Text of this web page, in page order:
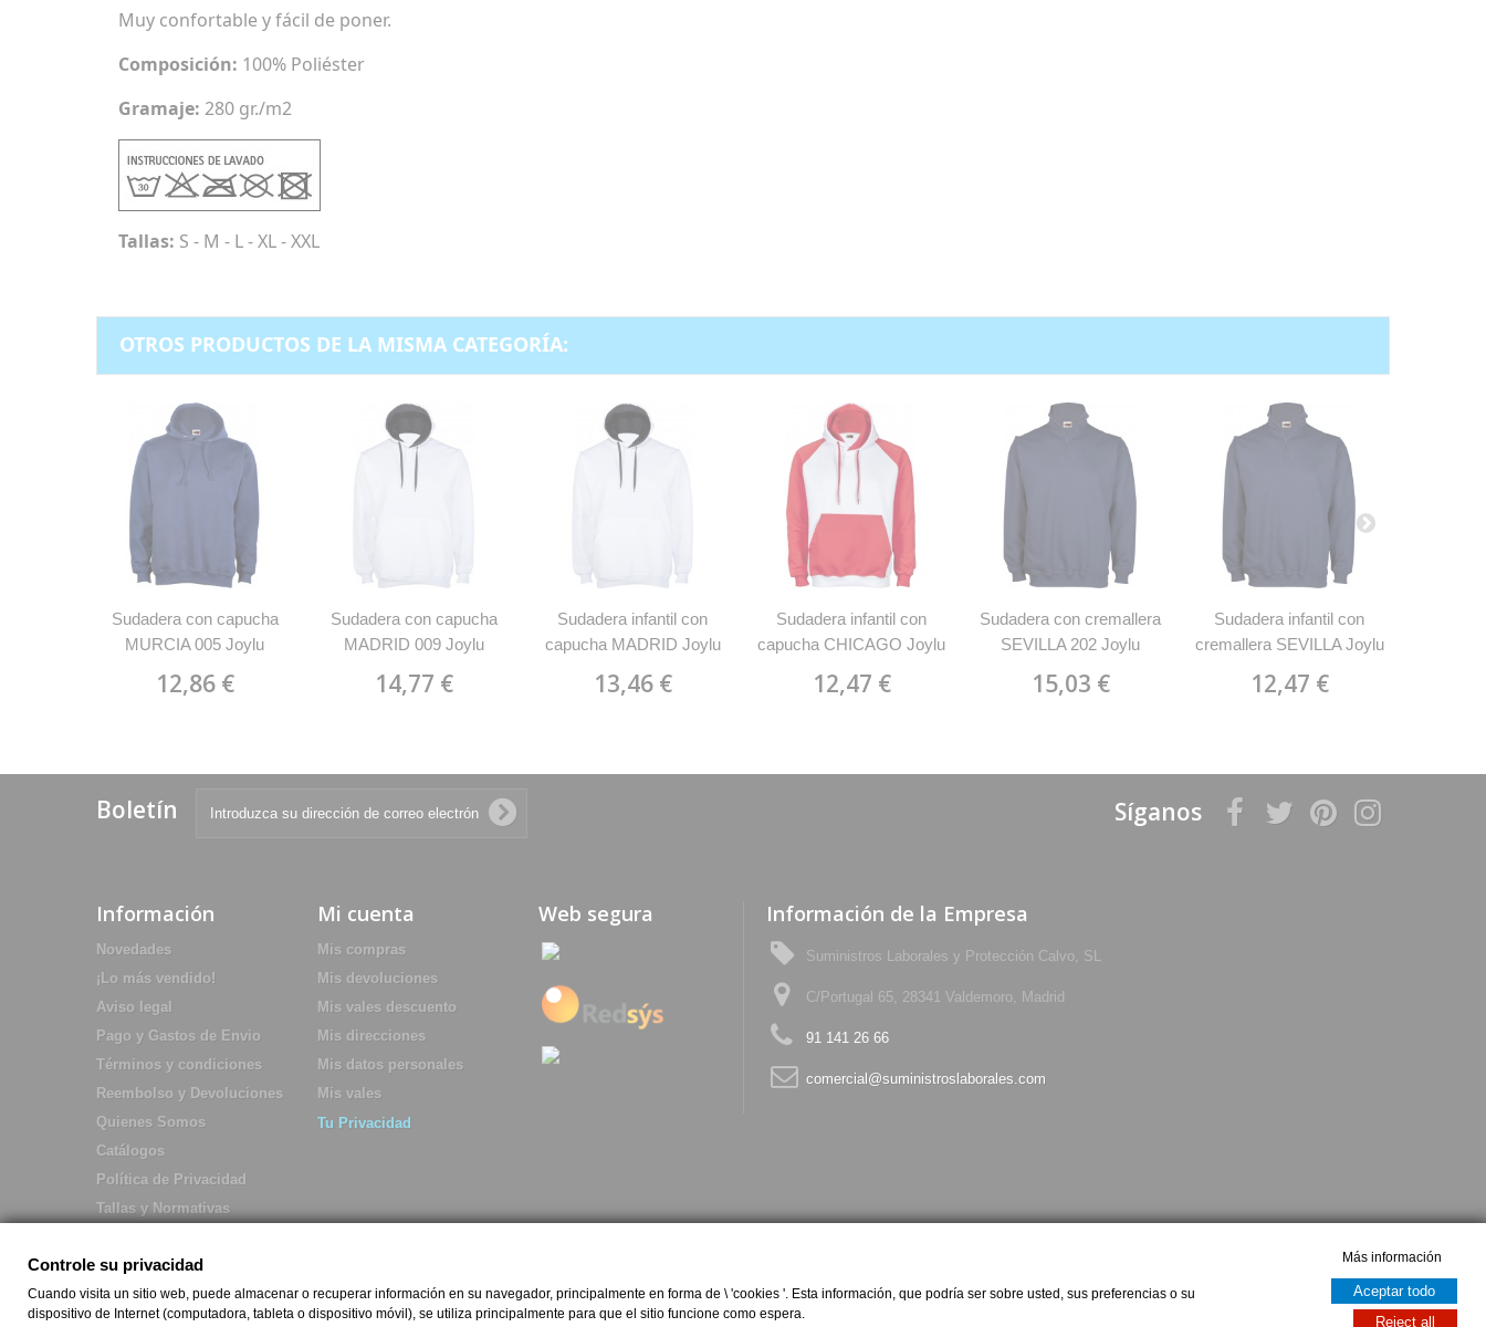
Muy confortable y fácil de poner.
Composición: 100% Poliéster
Gramaje: 280 gr./m2
Tallas: S - M - L - XL - XXL
OTROS PRODUCTOS DE LA MISMA CATEGORÍA:
Sudadera con capucha
MURCIA 005 Joylu
12,86 €
Sudadera con capucha
MADRID 009 Joylu
14,77 €
Sudadera infantil con
capucha MADRID Joylu
13,46 €
Sudadera infantil con
capucha CHICAGO Joylu
12,47 €
Sudadera con cremallera
SEVILLA 202 Joylu
15,03 €
Sudadera infantil con
cremallera SEVILLA Joylu
12,47 €
Boletín Síganos
Información
Novedades
¡Lo más vendido!
Aviso legal
Pago y Gastos de Envio
Términos y condiciones
Reembolso y Devoluciones
Quienes Somos
Catálogos
Política de Privacidad
Tallas y Normativas
Mi cuenta
Mis compras
Mis devoluciones
Mis vales descuento
Mis direcciones
Mis datos personales
Mis vales
Tu Privacidad
Web segura Información de la Empresa
Suministros Laborales y Protección Calvo, SL
C/Portugal 65, 28341 Valdemoro, Madrid
91 141 26 66
comercial@suministroslaborales.com
Controle su privacidad
Cuando visita un sitio web, puede almacenar o recuperar información en su navegador, principalmente en forma de \ 'cookies '. Esta información, que podría ser sobre usted, sus preferencias o su
dispositivo de Internet (computadora, tableta o dispositivo móvil), se utiliza principalmente para que el sitio funcione como espera.
Más información
Aceptar todo
Reject all